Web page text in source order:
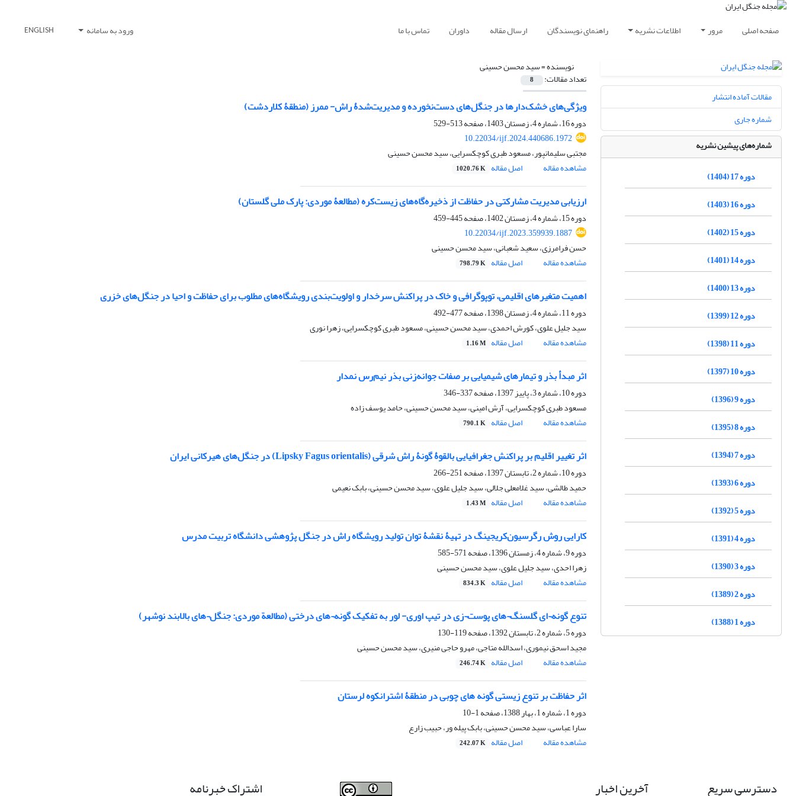
صفحه اصلی مرور اطلاعات نشریه راهنمای نویسندگان ارسال مقاله داوران تماس با ما ورود به سامانه ENGLISH
نویسنده =سید محسن حسینی
تعداد مقالات: 8
ویژگی‌های خشک‌دارها در جنگل‌های دست‌نخورده و مدیریت‌شدۀ راش- ممرز (منطقۀ کلاردشت)
دوره 16، شماره 4، زمستان 1403، صفحه
513-529
10.22034/ijf.2024.440686.1972
مجتبی سلیمانپور، مسعود طبری کوچکسرایی، سید محسن حسینی
مشاهده مقاله
اصل مقاله 1020.76 K
ارزیابی مدیریت مشارکتی در حفاظت از ذخیره‌گاه‌های زیست‌کره (مطالعۀ موردی: پارک ملی گلستان)
دوره 15، شماره 4، زمستان 1402، صفحه
445-459
10.22034/ijf.2023.359939.1887
حسن فرامرزی، سعید شعبانی، سید محسن حسینی
مشاهده مقاله
اصل مقاله 798.79 K
اهمیت متغیرهای اقلیمی، توپوگرافی و خاک در پراکنش سرخدار و اولویت‌بندی رویشگاه‌های مطلوب برای حفاظت و احیا در جنگل‌های خزری
دوره 11، شماره 4، زمستان 1398، صفحه
477-492
سید جلیل علوی، کورش احمدی، سید محسن حسینی، مسعود طبری کوچکسرایی، زهرا نوری
مشاهده مقاله
اصل مقاله 1.16 M
اثر مبدأ بذر و تیمارهای شیمیایی بر صفات جوانه‌زنی بذر نیم‌رس نمدار
دوره 10، شماره 3، پاییز 1397، صفحه
337-346
مسعود طبری کوچکسرایی، آرش امینی، سید محسن حسینی، حامد یوسف زاده
مشاهده مقاله
اصل مقاله 790.1 K
اثر تغییر اقلیم بر پراکنش جغرافیایی بالقوۀ گونۀ راش شرقی (Lipsky Fagus orientalis) در جنگل‌های هیرکانی ایران
دوره 10، شماره 2، تابستان 1397، صفحه
251-266
حمید طالشی، سید غلامعلی جلالی، سید جلیل علوی، سید محسن حسینی، بابک نعیمی
مشاهده مقاله
اصل مقاله 1.43 M
کارایی روش رگرسیون‌کریجینگ در تهیۀ نقشۀ توان تولید رویشگاه راش در جنگل پژوهشی دانشگاه تربیت مدرس
دوره 9، شماره 4، زمستان 1396، صفحه
571-585
زهرا احدی، سید جلیل علوی، سید محسن حسینی
مشاهده مقاله
اصل مقاله 834.3 K
تنوع گونه¬ای گلسنگ¬های پوست¬زی در تیپ اوری- لور به تفکیک گونه¬های درختی (مطالعة موردی: جنگل¬های بالابند نوشهر)
دوره 5، شماره 2، تابستان 1392، صفحه
119-130
مجید اسحق نیموری، اسدالله متاجی، مهرو حاجی منیری، سید محسن حسینی
مشاهده مقاله
اصل مقاله 246.74 K
اثر حفاظت بر تنوع زیستی گونه های چوبی در منطقۀ اشترانکوه لرستان
دوره 1، شماره 1، بهار 1388، صفحه
1-10
سارا عباسی، سید محسن حسینی، بابک پیله ور، حبیب زارع
مشاهده مقاله
اصل مقاله 242.07 K
مقالات آماده انتشار
شماره جاری
شماره‌های پیشین نشریه
دوره 17 (1404)
دوره 16 (1403)
دوره 15 (1402)
دوره 14 (1401)
دوره 13 (1400)
دوره 12 (1399)
دوره 11 (1398)
دوره 10 (1397)
دوره 9 (1396)
دوره 8 (1395)
دوره 7 (1394)
دوره 6 (1393)
دوره 5 (1392)
دوره 4 (1391)
دوره 3 (1390)
دوره 2 (1389)
دوره 1 (1388)
دسترسی سریع آخرین اخبار اشتراک خبرنامه